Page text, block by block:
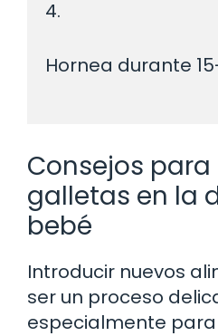
4.
Hornea durante
Consejos
galletas en la
bebé
Introducir nuevos
ser un proceso
especialmente